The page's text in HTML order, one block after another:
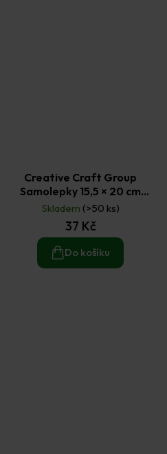
Creative Craft Group
Samolepky 15,5 × 20 cm
Bluey
Skladem (>50 ks)
37 Kč
Do košíku